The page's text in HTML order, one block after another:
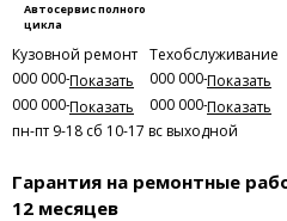
Автосервис полного
цикла
Кузовной ремонт
000 000-00-01
Показать
000 000-00-02
Показать
Техобслуживание
000 000-00-03
Показать
000 000-00-04
Показать
пн-пт 9-18 сб 10-17 вс выходной
Гарантия на ремонтные
12 месяцев